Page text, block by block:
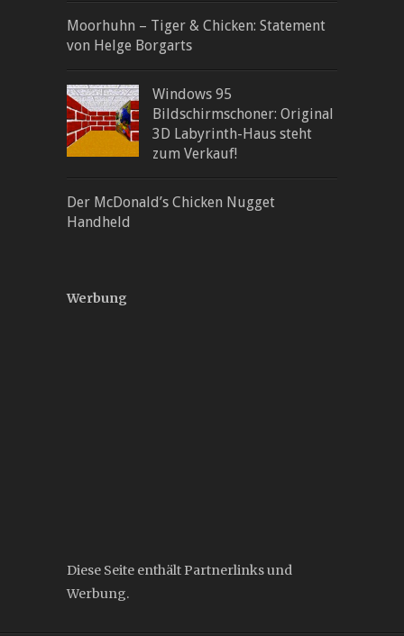
Moorhuhn – Tiger & Chicken: Statement
von Helge Borgarts
Windows 95
Bildschirmschoner: Original
3D Labyrinth-Haus steht
zum Verkauf!
Der McDonald’s Chicken Nugget
Handheld
Werbung
Diese Seite enthält Partnerlinks und
Werbung.